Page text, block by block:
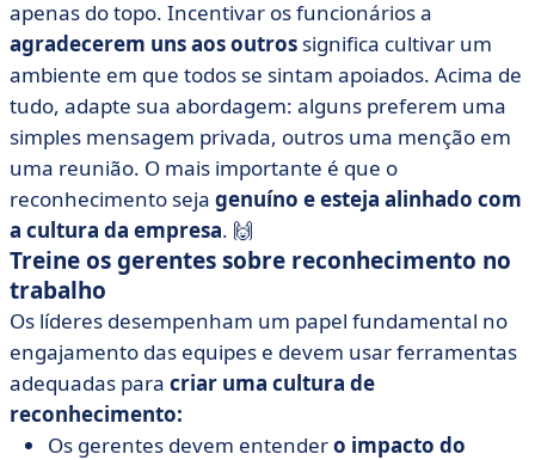
apenas do topo. Incentivar os funcionários a
agradecerem uns aos outros significa cultivar um
ambiente em que todos se sintam apoiados. Acima de
tudo, adapte sua abordagem: alguns preferem uma
simples mensagem privada, outros uma menção em
uma reunião. O mais importante é que o
reconhecimento seja genuíno e esteja alinhado com
a cultura da empresa. 🙌
Treine os gerentes sobre reconhecimento no
trabalho
Os líderes desempenham um papel fundamental no
engajamento das equipes e devem usar ferramentas
adequadas para criar uma cultura de
reconhecimento:
Os gerentes devem entendero impacto do